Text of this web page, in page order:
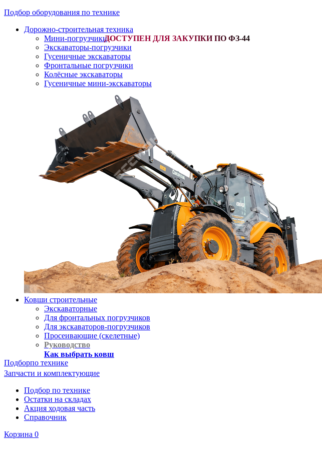
Подбор оборудования по технике
Дорожно-строительная техника
Мини-погрузчики-
Экскаваторы-погрузчики
Гусеничные экскаваторы
Фронтальные погрузчики
Колёсные экскаваторы
Гусеничные мини-экскаваторы
Ковши строительные
Экскаваторные
Для фронтальных погрузчиков
Для экскаваторов-погрузчиков
Просеивающие (скелетные)
Руководство
Как выбрать ковш
Подборпо технике
Запчасти и комплектующие
Подбор по технике
Остатки на складах
Акция ходовая часть
Справочник
Корзина 0